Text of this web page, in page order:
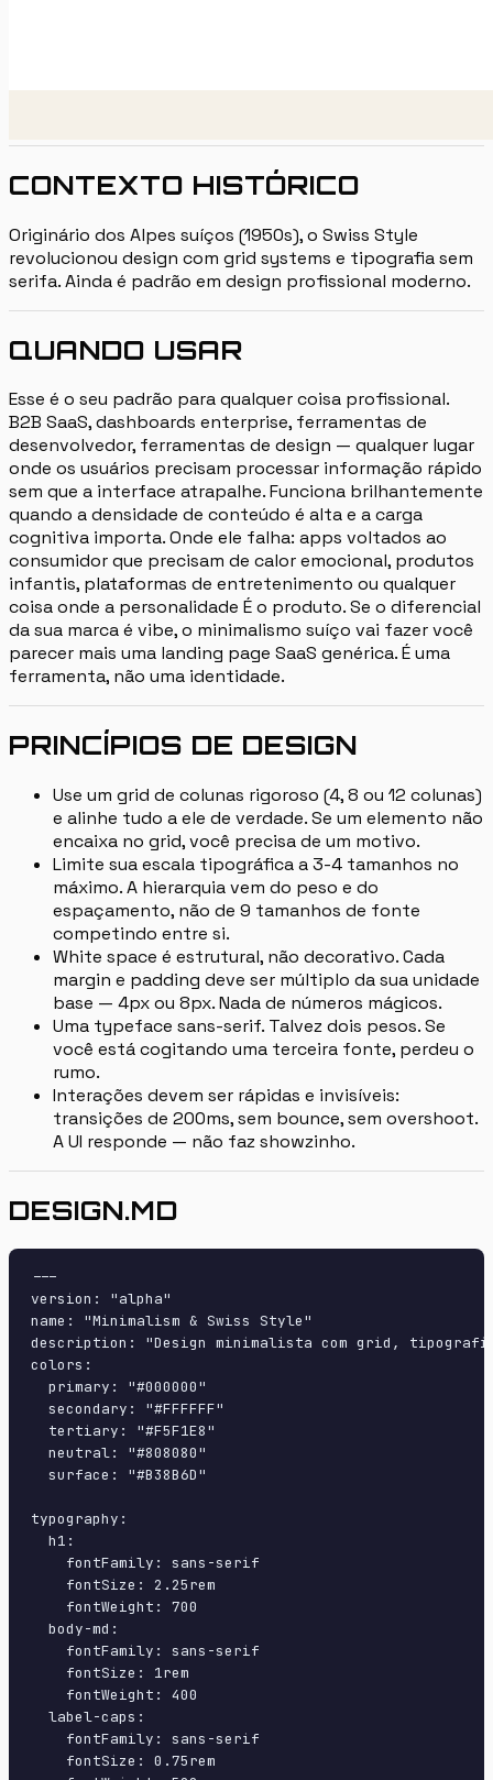
CONTEXTO HISTÓRICO
Originário dos Alpes suíços (1950s), o Swiss Style
revolucionou design com grid systems e tipografia sem
serifa. Ainda é padrão em design profissional moderno.
QUANDO USAR
Esse é o seu padrão para qualquer coisa profissional.
B2B SaaS, dashboards enterprise, ferramentas de
desenvolvedor, ferramentas de design — qualquer lugar
onde os usuários precisam processar informação rápido
sem que a interface atrapalhe. Funciona brilhantemente
quando a densidade de conteúdo é alta e a carga
cognitiva importa. Onde ele falha: apps voltados ao
consumidor que precisam de calor emocional, produtos
infantis, plataformas de entretenimento ou qualquer
coisa onde a personalidade É o produto. Se o diferencial
da sua marca é vibe, o minimalismo suíço vai fazer você
parecer mais uma landing page SaaS genérica. É uma
ferramenta, não uma identidade.
PRINCÍPIOS DE DESIGN
Use um grid de colunas rigoroso (4, 8 ou 12 colunas)
e alinhe tudo a ele de verdade. Se um elemento não
encaixa no grid, você precisa de um motivo.
Limite sua escala tipográfica a 3-4 tamanhos no
máximo. A hierarquia vem do peso e do
espaçamento, não de 9 tamanhos de fonte
competindo entre si.
White space é estrutural, não decorativo. Cada
margin e padding deve ser múltiplo da sua unidade
base — 4px ou 8px. Nada de números mágicos.
Uma typeface sans-serif. Talvez dois pesos. Se
você está cogitando uma terceira fonte, perdeu o
rumo.
Interações devem ser rápidas e invisíveis:
transições de 200ms, sem bounce, sem overshoot.
A UI responde — não faz showzinho.
DESIGN.MD
---
version: "alpha"
name: "Minimalism & Swiss Style"
description: "Design minimalista com grid,
colors:
  primary: "#000000"
  secondary: "#FFFFFF"
  tertiary: "#F5F1E8"
  neutral: "#808080"
  surface: "#B38B6D"
typography:
  h1:
    fontFamily: sans-serif
    fontSize: 2.25rem
    fontWeight: 700
  body-md:
    fontFamily: sans-serif
    fontSize: 1rem
    fontWeight: 400
  label-caps:
    fontFamily: sans-serif
    fontSize: 0.75rem